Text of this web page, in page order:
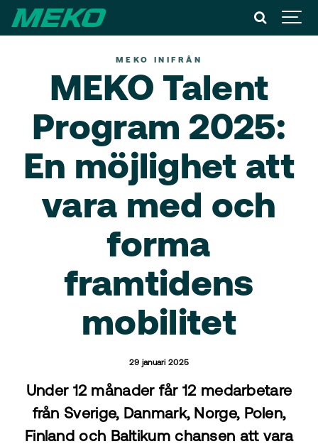
MEKO INIFRÅN
MEKO Talent
Program 2025:
En möjlighet att
vara med och
forma
framtidens
mobilitet
29 januari 2025
Under 12 månader får 12 medarbetare
från Sverige, Danmark, Norge, Polen,
Finland och Baltikum chansen att vara